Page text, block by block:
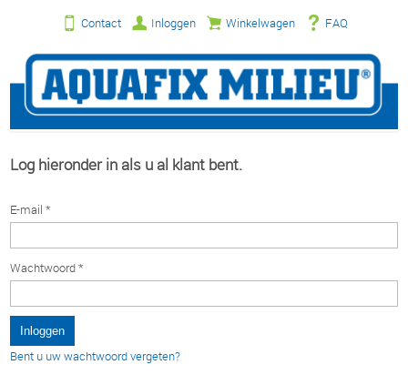
Contact Inloggen Winkelwagen FAQ
Log hieronder in als u al klant bent.
E-mail *
Wachtwoord *
Bent u uw wachtwoord vergeten?